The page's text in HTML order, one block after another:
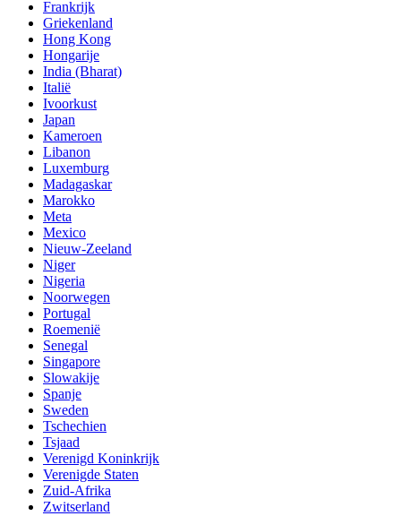
Frankrijk
Griekenland
Hong Kong
Hongarije
India (Bharat)
Italië
Ivoorkust
Japan
Kameroen
Libanon
Luxemburg
Madagaskar
Marokko
Meta
Mexico
Nieuw-Zeeland
Niger
Nigeria
Noorwegen
Portugal
Roemenië
Senegal
Singapore
Slowakije
Spanje
Sweden
Tschechien
Tsjaad
Verenigd Koninkrijk
Verenigde Staten
Zuid-Afrika
Zwitserland